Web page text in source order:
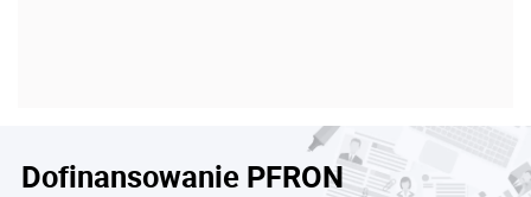
Dofinansowanie PFRON